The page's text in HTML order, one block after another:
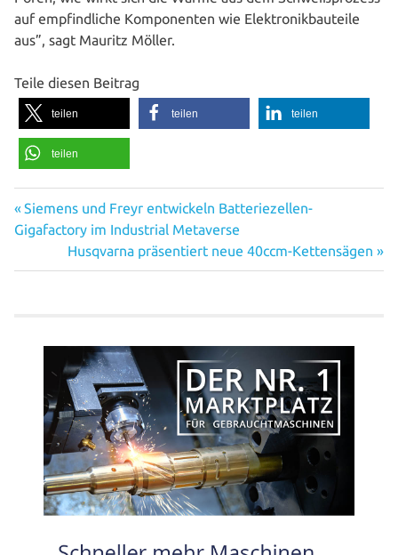
auf emp­find­li­che Kom­po­nen­ten wie Elek­tronik­bau­tei­le
aus”, sagt Mauritz Möller.
Teile diesen Beitrag
teilen teilen teilen
teilen
Beitragsnavigation
Vorheriger
Beitrag:
Siemens und Freyr entwickeln Batteriezellen-
Gigafactory im Industrial Metaverse
Nächster
Beitrag:
Husqvarna präsentiert neue 40ccm-Kettensägen